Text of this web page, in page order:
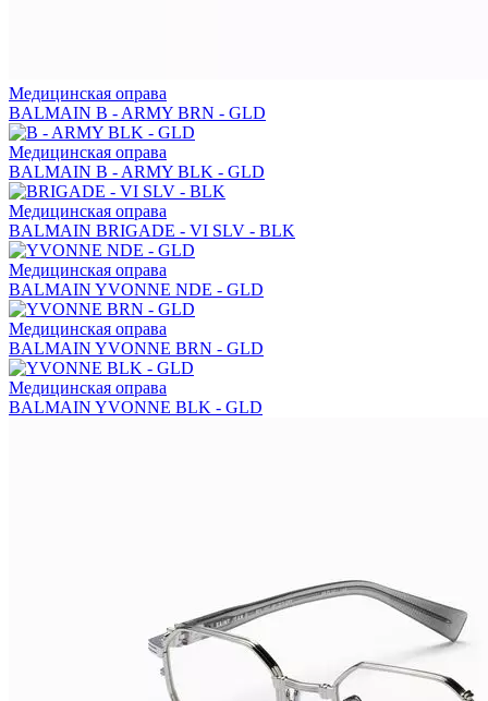
Медицинская оправа
BALMAIN B - ARMY BRN - GLD
Медицинская оправа
BALMAIN B - ARMY BLK - GLD
Медицинская оправа
BALMAIN BRIGADE - VI SLV - BLK
Медицинская оправа
BALMAIN YVONNE NDE - GLD
Медицинская оправа
BALMAIN YVONNE BRN - GLD
Медицинская оправа
BALMAIN YVONNE BLK - GLD